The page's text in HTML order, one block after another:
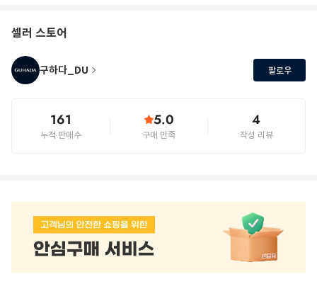
셀러 스토어
구하다_DU 팔로우
161
누적 판매수
5.0
구매 만족
4
작성 리뷰